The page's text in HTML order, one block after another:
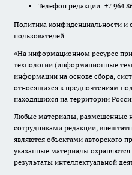
Телефон редакции: +7 964
Политика конфиденциальности и
пользователей
«На информационном ресурсе
технологии (информационные
информации на основе сбора,
относящихся к предпочтениям
находящихся на территории
Любые материалы, размещенные
сотрудниками редакции,
являются объектами авторского
указанные материалы
результаты интеллектуальной